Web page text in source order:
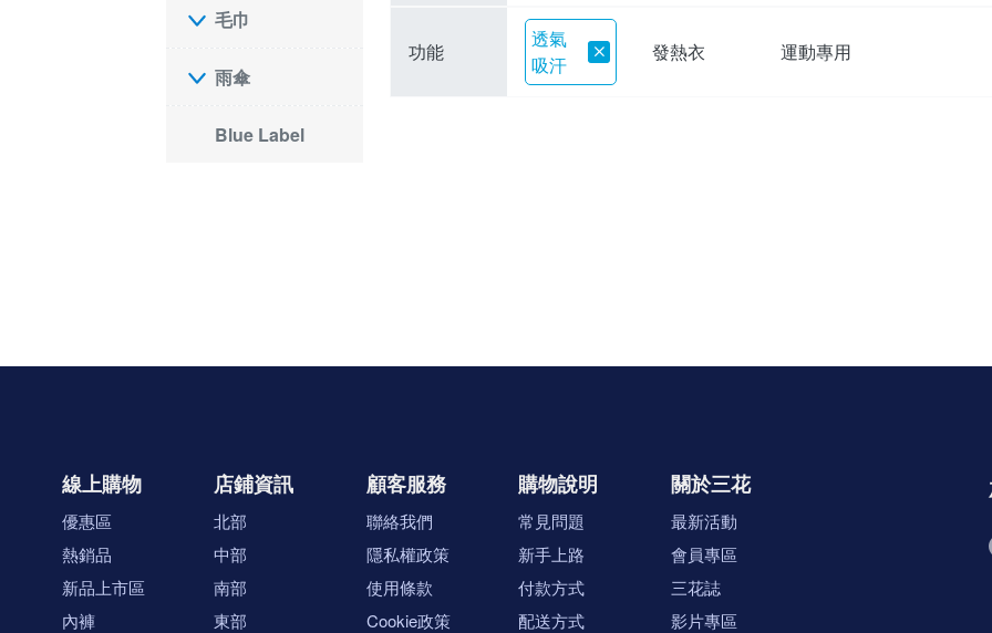
毛巾
雨傘
Blue Label
功能
透氣
吸汗
發熱衣 運動專用
線上購物
優惠區
熱銷品
新品上市區
內褲
店鋪資訊
北部
中部
南部
東部
顧客服務
聯絡我們
隱私權政策
使用條款
Cookie政策
購物說明
常見問題
新手上路
付款方式
配送方式
關於三花
最新活動
會員專區
三花誌
影片專區